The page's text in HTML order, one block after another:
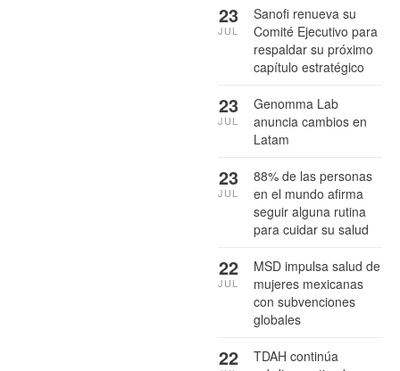
Sanofi renueva su
Comité Ejecutivo para
respaldar su próximo
capítulo estratégico
23
JUL
Genomma Lab
anuncia cambios en
Latam
23
JUL
88% de las personas
en el mundo afirma
seguir alguna rutina
para cuidar su salud
23
JUL
MSD impulsa salud de
mujeres mexicanas
con subvenciones
globales
22
JUL
TDAH continúa
22